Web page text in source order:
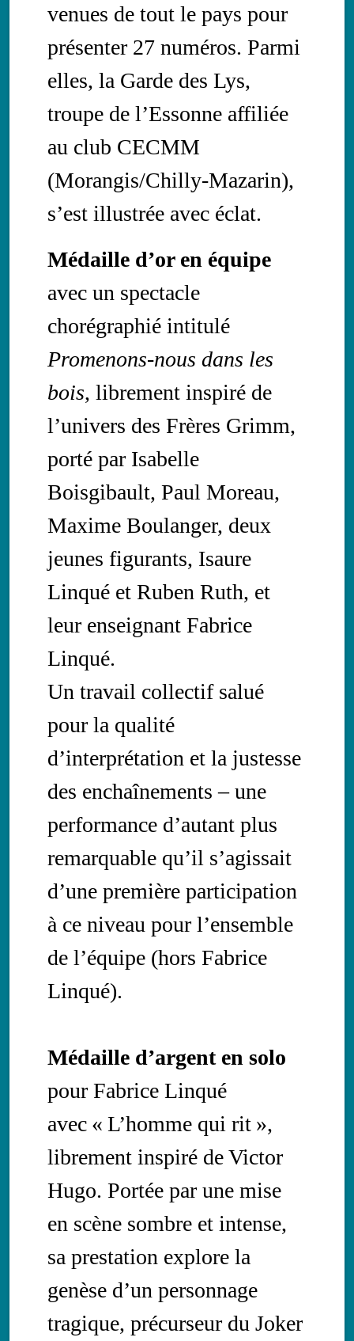
venues de tout le pays pour
présenter 27 numéros. Parmi
elles, la Garde des Lys,
troupe de l’Essonne affiliée
au club CECMM
(Morangis/Chilly-Mazarin),
s’est illustrée avec éclat.
Médaille d’or en équipe
avec un spectacle
chorégraphié intitulé
Promenons-nous dans les
bois, librement inspiré de
l’univers des Frères Grimm,
porté par Isabelle
Boisgibault, Paul Moreau,
Maxime Boulanger, deux
jeunes figurants, Isaure
Linqué et Ruben Ruth, et
leur enseignant Fabrice
Linqué.
Un travail collectif salué
pour la qualité
d’interprétation et la justesse
des enchaînements – une
performance d’autant plus
remarquable qu’il s’agissait
d’une première participation
à ce niveau pour l’ensemble
de l’équipe (hors Fabrice
Linqué).
Médaille d’argent en solo
pour Fabrice Linqué
avec « L’homme qui rit »,
librement inspiré de Victor
Hugo. Portée par une mise
en scène sombre et intense,
sa prestation explore la
genèse d’un personnage
tragique, précurseur du Joker